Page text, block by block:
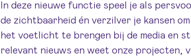
In deze nieuwe functie speel je als
de zichtbaarheid én verzilver je kansen
het voetlicht te brengen bij de media en
relevant nieuws en weet onze projecten,